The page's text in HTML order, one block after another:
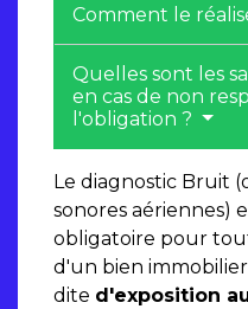
Comment le
Quelles sont les
en cas de non
l'obligation ?
Le diagnostic Bruit
sonores aériennes)
obligatoire pour
d'un bien
dite d'exposition